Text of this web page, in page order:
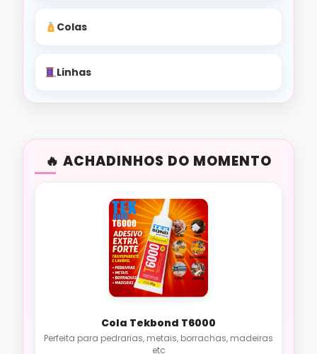
Colas
Linhas
ACHADINHOS DO MOMENTO
Cola Tekbond T6000
Perfeita para pedrarias, metais, borrachas, madeiras
etc